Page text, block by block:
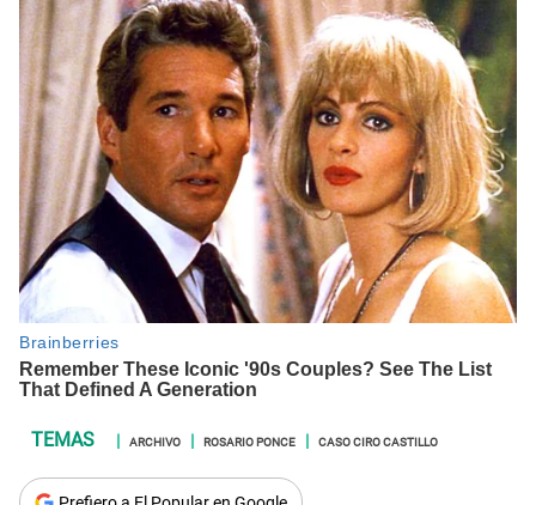
ARCHIVO ROSARIO PONCE CASO CIRO CASTILLO